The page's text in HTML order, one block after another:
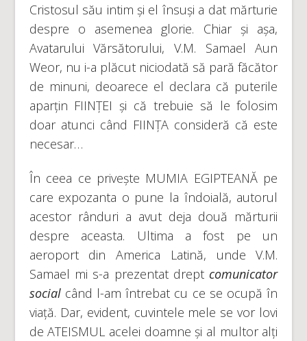
Cristosul său intim și el însuși a dat mărturie
despre o asemenea glorie. Chiar și așa,
Avatarului Vărsătorului, V.M. Samael Aun
Weor, nu i-a plăcut niciodată să pară făcător
de minuni, deoarece el declara că puterile
aparțin FIINȚEI și că trebuie să le folosim
doar atunci când FIINȚA consideră că este
necesar…
În ceea ce privește MUMIA EGIPTEANĂ pe
care expozanta o pune la îndoială, autorul
acestor rânduri a avut deja două mărturii
despre aceasta. Ultima a fost pe un
aeroport din America Latină, unde V.M.
Samael mi s-a prezentat drept comunicator
socialcând l-am întrebat cu ce se ocupă în
viață. Dar, evident, cuvintele mele se vor lovi
de ATEISMUL acelei doamne și al multor alți